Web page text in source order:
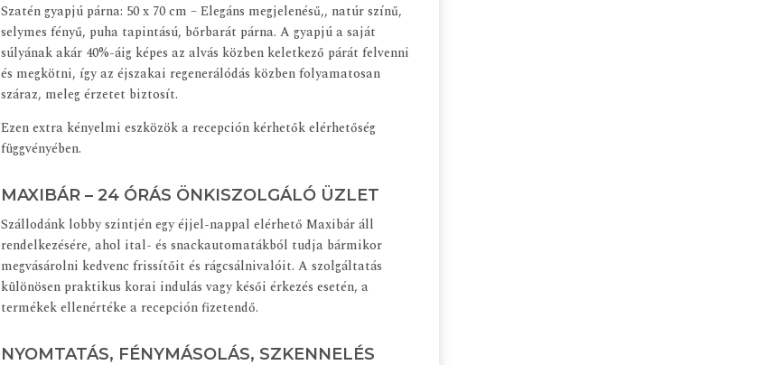
Szatén gyapjú párna: 50 x 70 cm – Elegáns megjelenésű,, natúr színű,
selymes fényű, puha tapintású, bőrbarát párna. A gyapjú a saját
súlyának akár 40%-áig képes az alvás közben keletkező párát felvenni
és megkötni, így az éjszakai regenerálódás közben folyamatosan
száraz, meleg érzetet biztosít.
Ezen extra kényelmi eszközök a recepción kérhetők elérhetőség
függvényében.
MAXIBÁR – 24 ÓRÁS ÖNKISZOLGÁLÓ ÜZLET
Szállodánk lobby szintjén egy éjjel-nappal elérhető Maxibár áll
rendelkezésére, ahol ital- és snackautomatákból tudja bármikor
megvásárolni kedvenc frissítőit és rágcsálnivalóit. A szolgáltatás
különösen praktikus korai indulás vagy késői érkezés esetén, a
termékek ellenértéke a recepción fizetendő.
NYOMTATÁS, FÉNYMÁSOLÁS, SZKENNELÉS